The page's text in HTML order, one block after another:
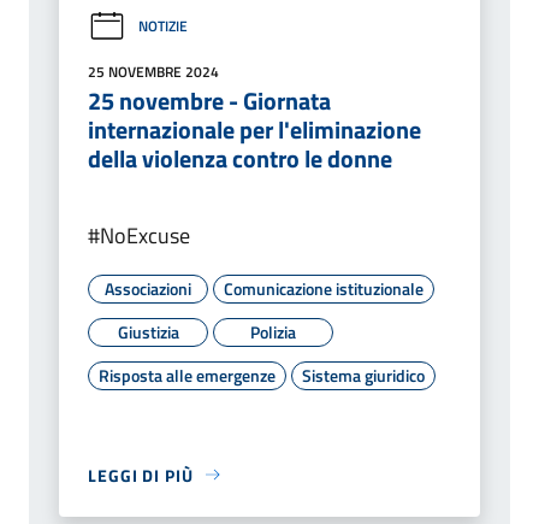
NOTIZIE
25 NOVEMBRE 2024
25 novembre - Giornata
internazionale per l'eliminazione
della violenza contro le donne
#NoExcuse
Associazioni
Comunicazione istituzionale
Giustizia
Polizia
Risposta alle emergenze
Sistema giuridico
LEGGI DI PIÙ